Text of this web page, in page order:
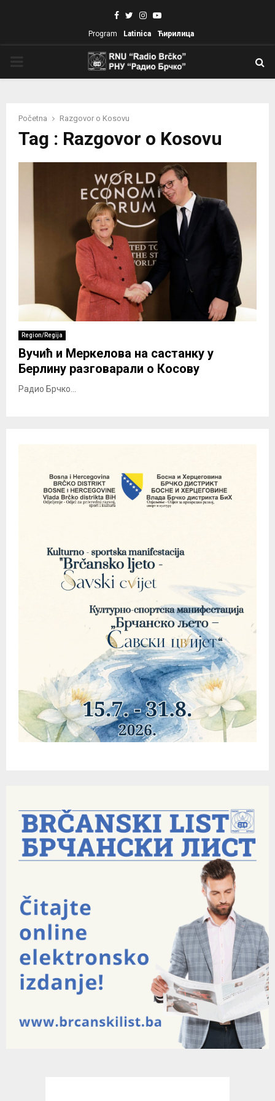
Facebook
TwitterInstagram
Youtube
Program Latinica Ћирилица
Početna Razgovor o Kosovu
Tag : Razgovor o Kosovu
Region/Regija
Вучић и Меркелова на састанку у
Берлину разговарали о Косову
Радио Брчко...